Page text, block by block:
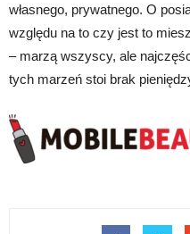
własnego, prywatnego. O
względu na to czy jest to
– marzą wszyscy, ale
tych marzeń stoi brak